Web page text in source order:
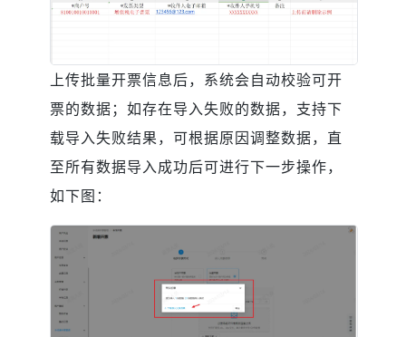
上传批量开票信息后，系统会自动校验可开
票的数据；如存在导入失败的数据，支持下
载导入失败结果，可根据原因调整数据，直
至所有数据导入成功后可进行下一步操作，
如下图：